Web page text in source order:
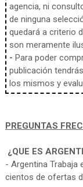
agencia, ni
de ninguna
quedará a criterio
son meramente
- Para poder
publicación
los mismos y
PREGUNTAS
¿QUE ES
- Argentina
cientos de ofertas